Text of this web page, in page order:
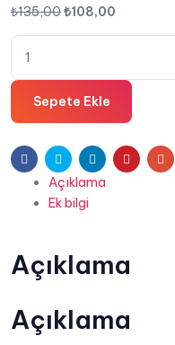
₺135,00Orijinal
fiyat:
₺108,00
andaki
İncik,
Boncuk
Saydım:
Olsan
-
Yasemin
Şahin
adet
Sepete Ekle
FacebookTwitter LinkedinPinterestE-
Açıklama
Ek bilgi
Açıklama
Açıklama